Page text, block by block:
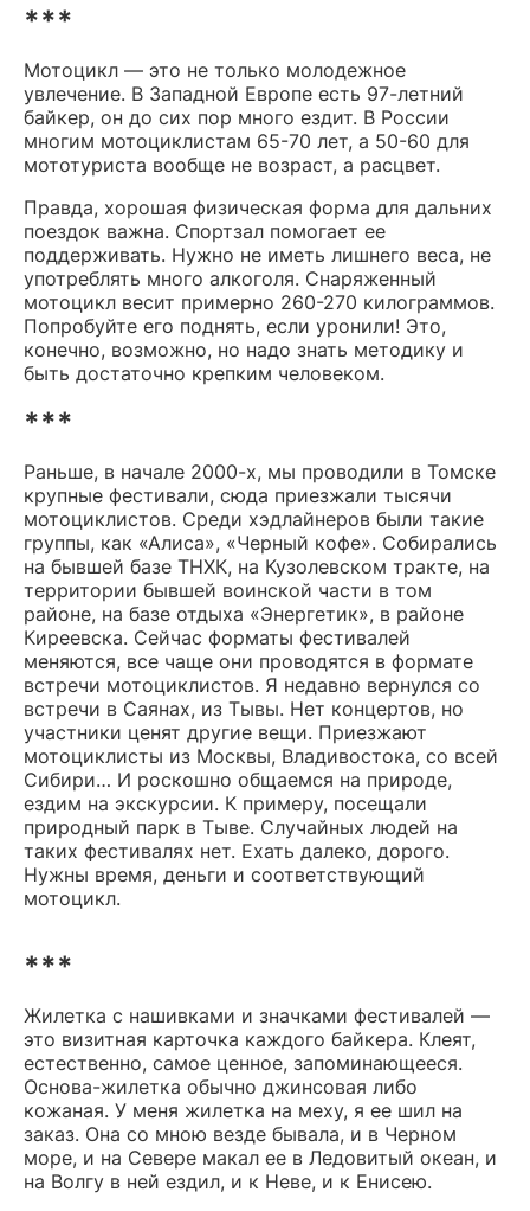
***
Мотоцикл — это не только молодежное
увлечение. В Западной Европе есть 97-летний
байкер, он до сих пор много ездит. В России
многим мотоциклистам 65-70 лет, а 50-60 для
мототуриста вообще не возраст, а расцвет.
Правда, хорошая физическая форма для дальних
поездок важна. Спортзал помогает ее
поддерживать. Нужно не иметь лишнего веса, не
употреблять много алкоголя. Снаряженный
мотоцикл весит примерно 260-270 килограммов.
Попробуйте его поднять, если уронили! Это,
конечно, возможно, но надо знать методику и
быть достаточно крепким человеком.
***
Раньше, в начале 2000-х, мы проводили в Томске
крупные фестивали, сюда приезжали тысячи
мотоциклистов. Среди хэдлайнеров были такие
группы, как «Алиса», «Черный кофе». Собирались
на бывшей базе ТНХК, на Кузолевском тракте, на
территории бывшей воинской части в том
районе, на базе отдыха «Энергетик», в районе
Киреевска. Сейчас форматы фестивалей
меняются, все чаще они проводятся в формате
встречи мотоциклистов. Я недавно вернулся со
встречи в Саянах, из Тывы. Нет концертов, но
участники ценят другие вещи. Приезжают
мотоциклисты из Москвы, Владивостока, со всей
Сибири… И роскошно общаемся на природе,
ездим на экскурсии. К примеру, посещали
природный парк в Тыве. Случайных людей на
таких фестивалях нет. Ехать далеко, дорого.
Нужны время, деньги и соответствующий
мотоцикл.
***
Жилетка с нашивками и значками фестивалей —
это визитная карточка каждого байкера. Клеят,
естественно, самое ценное, запоминающееся.
Основа-жилетка обычно джинсовая либо
кожаная. У меня жилетка на меху, я ее шил на
заказ. Она со мною везде бывала, и в Черном
море, и на Севере макал ее в Ледовитый океан, и
на Волгу в ней ездил, и к Неве, и к Енисею.